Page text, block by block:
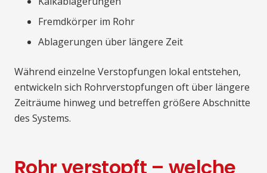
Fremdkörper im Rohr
Ablagerungen über längere Zeit
Während einzelne Verstopfungen lokal entstehen,
entwickeln sich Rohrverstopfungen oft über längere
Zeiträume hinweg und betreffen größere Abschnitte
des Systems.
Rohr verstopft – welche